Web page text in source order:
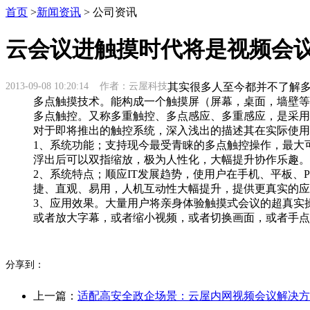
首页 >新闻资讯 > 公司资讯
云会议进触摸时代将是视频会
2013-09-08 10:20:14 作者：云屋科技其实很多人至今都并不了解
多点触摸技术。能构成一个触摸屏（屏幕，桌面，墙壁
多点触控。又称多重触控、多点感应、多重感应，是采
对于即将推出的触控系统，深入浅出的描述其在实际使
1、系统功能；支持现今最受青睐的多点触控操作，最
浮出后可以双指缩放，极为人性化，大幅提升协作乐趣。
2、系统特点；顺应IT发展趋势，使用户在手机、平板
捷、直观、易用，人机互动性大幅提升，提供更真实的
3、应用效果。大量用户将亲身体验触摸式会议的超真
或者放大字幕，或者缩小视频，或者切换画面，或者手
分享到：
上一篇： 适配高安全政企场景：云屋内网视频会议解决